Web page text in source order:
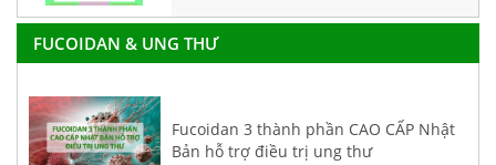
FUCOIDAN & UNG THƯ
Fucoidan 3 thành phần CAO CẤP Nhật
Bản hỗ trợ điều trị ung thư